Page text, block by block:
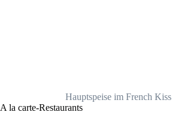
Hauptspeise im French Kiss
A la carte-Restaurants